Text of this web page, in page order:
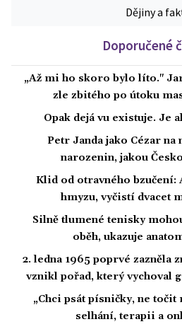
Dějiny a
Doporučené
„Až mi ho skoro bylo líto."
zle zbitého po útoku
Opak dejá vu existuje. Je
Petr Janda jako Cézar na
narozenin, jakou
Klid od otravného bzučení:
hmyzu, vyčistí dvacet
Silně tlumené tenisky
oběh, ukazuje
2. ledna 1965 poprvé zazněla
vznikl pořad, který vychoval
„Chci psát písničky, ne točit
selhání, terapii a